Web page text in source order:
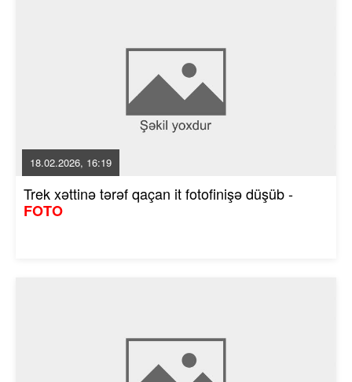
18.02.2026, 16:19
Trek xəttinə tərəf qaçan it fotofinişə düşüb -
FOTO